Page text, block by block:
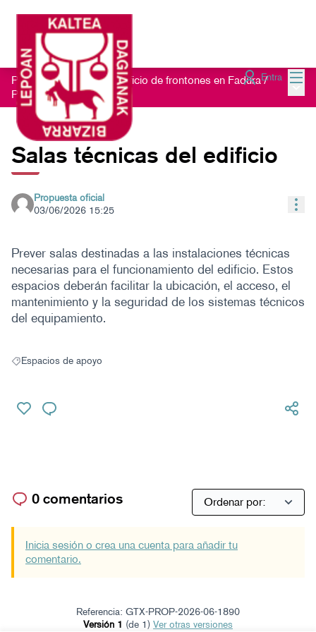
Entra
Proceso participativo edificio de frontones en Fadura /
Propuestas
Salas técnicas del edificio
Propuesta oficial
03/06/2026 15:25
Prever salas destinadas a las instalaciones técnicas
necesarias para el funcionamiento del edificio. Estos
espacios deberán facilitar la ubicación, el acceso, el
mantenimiento y la seguridad de los sistemas técnicos
del equipamiento.
Resultados al filtrar por: Espacios de apoyo
Espacios de apoyo
0 comentarios
Inicia sesión o crea una cuenta para añadir tu
comentario.
Referencia: GTX-PROP-2026-06-1890
Versión 1 (de 1)
ver otras versiones